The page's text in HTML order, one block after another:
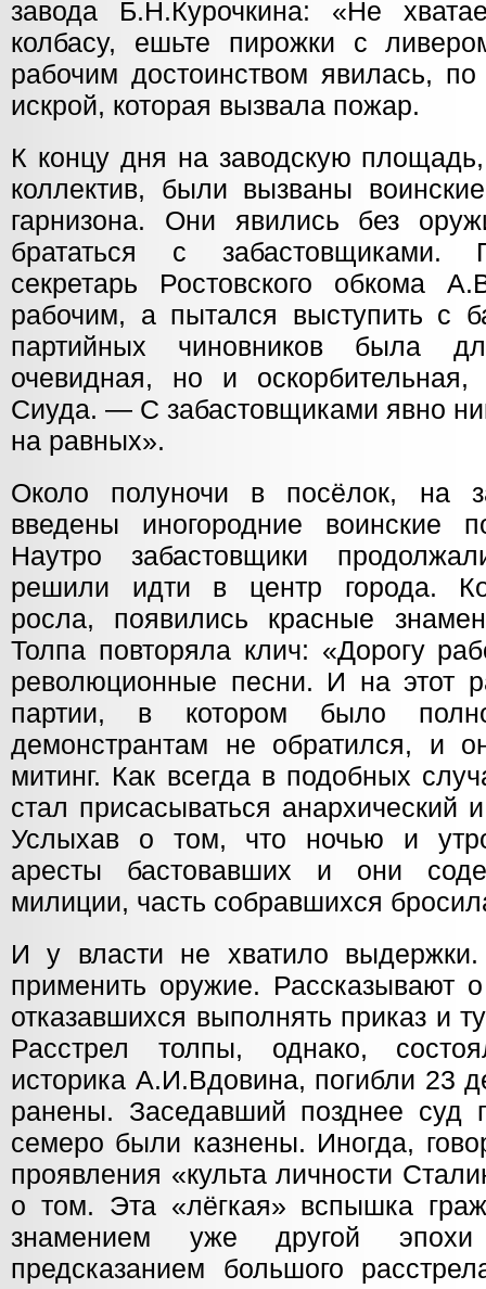
завода Б.Н.Курочкина: «Не
колбасу, ешьте пирожки с
рабочим достоинством явилась,
искрой, которая вызвала пожар.
К концу дня на заводскую
коллектив, были вызваны
гарнизона. Они явились без
брататься с забастовщиками.
секретарь Ростовского обкома
рабочим, а пытался выступить с
партийных чиновников была
очевидная, но и
Сиуда. — С забастовщиками явно
на равных».
Около полуночи в посёлок, на
введены иногородние воинские
Наутро забастовщики
решили идти в центр города.
росла, появились красные
Толпа повторяла клич: «Дорогу
революционные песни. И на этот
партии, в котором было
демонстрантам не обратился, и
митинг. Как всегда в подобных
стал присасываться анархический
Услыхав о том, что ночью и
аресты бастовавших и они
милиции, часть собравшихся
И у власти не хватило
применить оружие. Рассказывают
отказавшихся выполнять приказ и
Расстрел толпы, однако,
историка А.И.Вдовина, погибли 23
ранены. Заседавший позднее суд
семеро были казнены. Иногда,
проявления «культа личности
о том. Эта «лёгкая» вспышка
знамением уже другой
предсказанием большого